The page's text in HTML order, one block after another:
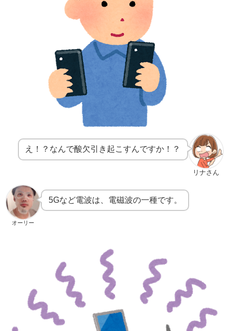
リナさん
え！？なんで酸欠引き起こすんですか！？
オーリー
5Gなど電波は、電磁波の一種です。